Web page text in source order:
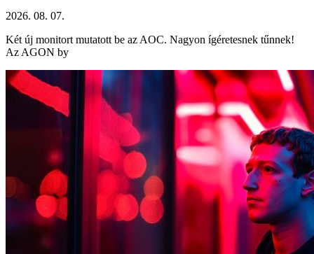
2026. 08. 07.
Két új monitort mutatott be az AOC. Nagyon ígéretesnek tűnnek!
Az AGON by